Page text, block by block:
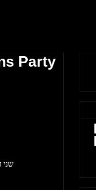
Party
שני ה-16 בספטמבר 2019, מסיבת